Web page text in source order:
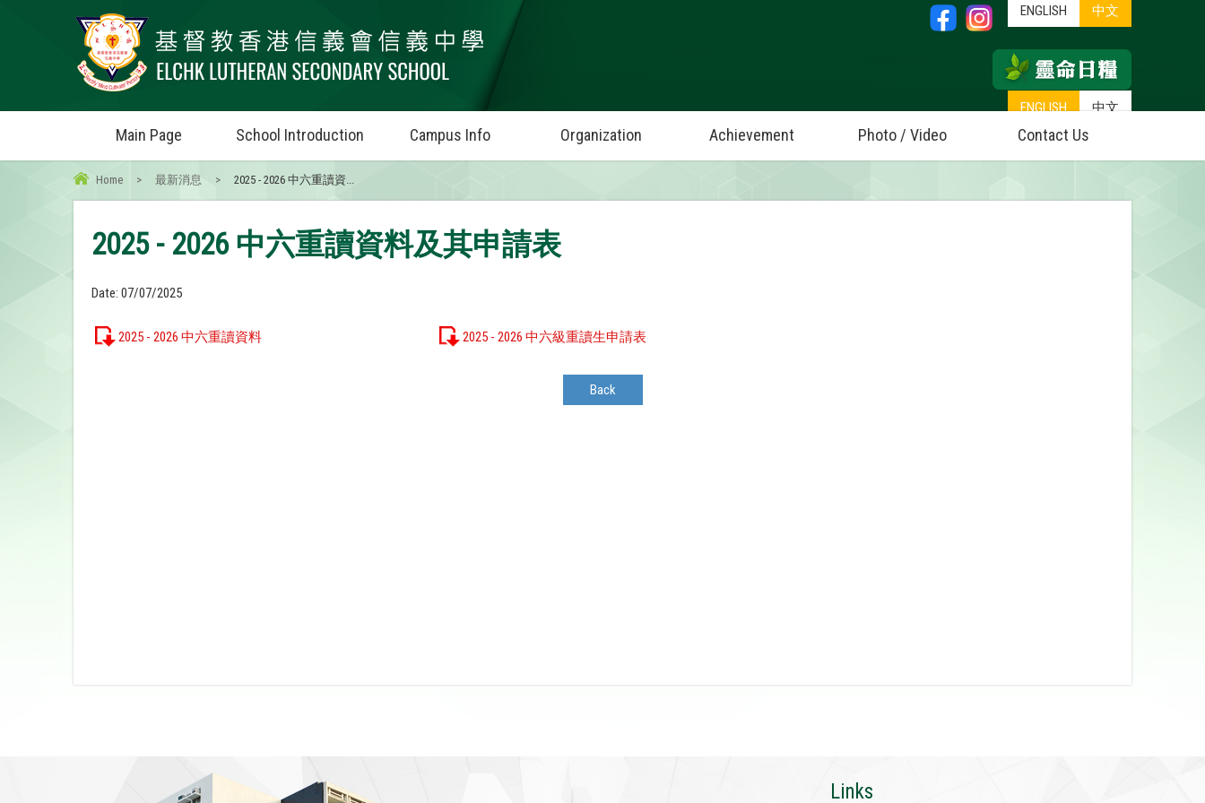
ENGLISH 中文
ENGLISH 中文
Main Page School Introduction Campus Info Organization Achievement Photo / Video Contact Us
Home > 最新消息 > 2025 - 2026 中六重讀資...
2025 - 2026 中六重讀資料及其申請表
Date: 07/07/2025
2025 - 2026 中六重讀資料 2025 - 2026 中六級重讀生申請表
Back
Links